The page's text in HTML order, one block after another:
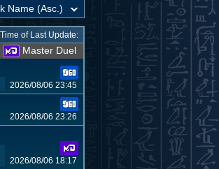
of Last Update:
Master Duel
2026/08/06 23:45
2026/08/06 23:26
2026/08/06 18:17